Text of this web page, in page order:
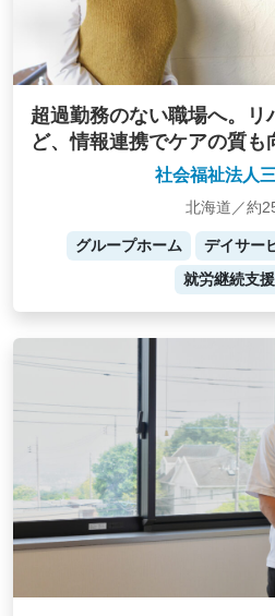
超過勤務のない職場へ。リ
ど、情報連携でケアの質も
社会福祉法人
北海道／約
グループホーム デイサー
就労継続支